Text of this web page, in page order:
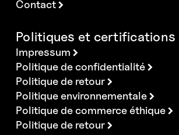
Contact
Politiques et certifications
Impressum
Politique de confidentialité
Politique de retour
Politique environnementale
Politique de commerce éthique
Politique de retour